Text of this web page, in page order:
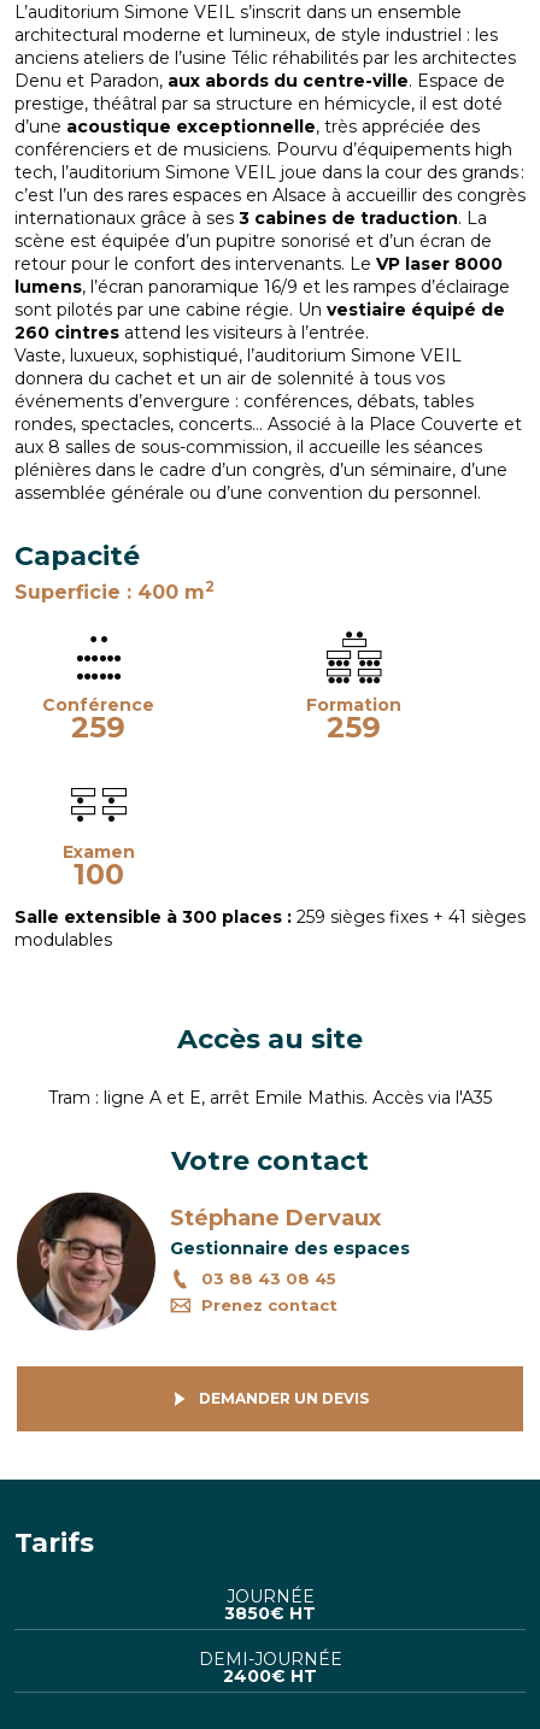
L’auditorium Simone VEIL s’inscrit dans un ensemble
architectural moderne et lumineux, de style industriel : les
anciens ateliers de l’usine Télic réhabilités par les architectes
Denu et Paradon, aux abords du centre-ville. Espace de
prestige, théâtral par sa structure en hémicycle, il est doté
d’une acoustique exceptionnelle, très appréciée des
conférenciers et de musiciens. Pourvu d’équipements high
tech, l’auditorium Simone VEIL joue dans la cour des grands :
c’est l’un des rares espaces en Alsace à accueillir des congrès
internationaux grâce à ses 3 cabines de traduction. La
scène est équipée d’un pupitre sonorisé et d’un écran de
retour pour le confort des intervenants. Le VP laser 8000
lumens, l’écran panoramique 16/9 et les rampes d’éclairage
sont pilotés par une cabine régie. Un vestiaire équipé de
260 cintres attend les visiteurs à l’entrée.
Vaste, luxueux, sophistiqué, l’auditorium Simone VEIL
donnera du cachet et un air de solennité à tous vos
événements d’envergure : conférences, débats, tables
rondes, spectacles, concerts… Associé à la Place Couverte et
aux 8 salles de sous-commission, il accueille les séances
plénières dans le cadre d’un congrès, d’un séminaire, d’une
assemblée générale ou d’une convention du personnel.
Capacité
Superficie : 400 m2
Conférence
259
Formation
259
Examen
100
Salle extensible à 300 places : 259 sièges fixes + 41 sièges
modulables
Accès au site
Tram : ligne A et E, arrêt Emile Mathis. Accès via l'A35
Votre contact
Stéphane Dervaux
Gestionnaire des espaces
03 88 43 08 45
Prenez contact
DEMANDER UN DEVIS
Tarifs
JOURNÉE
3850€ HT
DEMI-JOURNÉE
2400€ HT